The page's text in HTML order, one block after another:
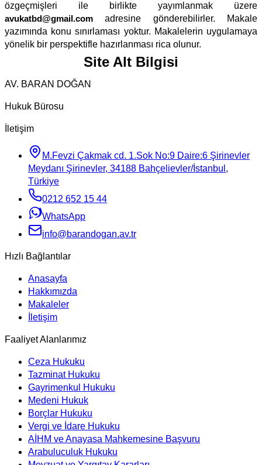
özgeçmişleri ile birlikte yayımlanmak üzere
avukatbd@gmail.com adresine gönderebilirler. Makale
yazımında konu sınırlaması yoktur. Makalelerin uygulamaya
yönelik bir perspektifle hazırlanması rica olunur.
Site Alt Bilgisi
AV. BARAN DOĞAN
Hukuk Bürosu
İletişim
M.Fevzi Çakmak cd. 1.Sok No:9 Daire:6 Şirinevler
Meydanı Şirinevler, 34188 Bahçelievler/İstanbul,
Türkiye
0212 652 15 44
WhatsApp
info@barandogan.av.tr
Hızlı Bağlantılar
Anasayfa
Hakkımızda
Makaleler
İletişim
Faaliyet Alanlarımız
Ceza Hukuku
Tazminat Hukuku
Gayrimenkul Hukuku
Medeni Hukuk
Borçlar Hukuku
Vergi ve İdare Hukuku
AİHM ve Anayasa Mahkemesine Başvuru
Arabuluculuk Hukuku